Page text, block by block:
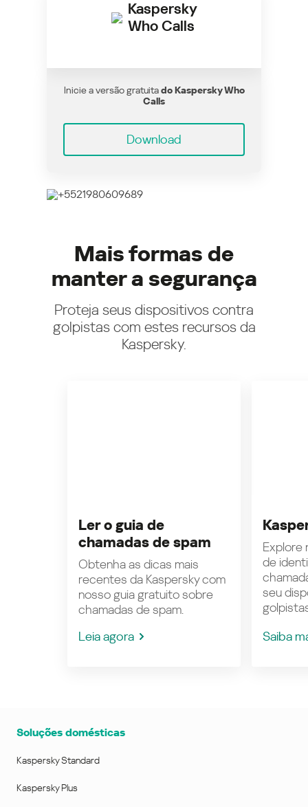
Kaspersky
Who Calls
Inicie a versão gratuitado Kaspersky Who
Calls
Download
Mais formas de
manter a segurança
Proteja seus dispositivos contra
golpistas com estes recursos da
Kaspersky.
Ler o guia de
chamadas de spam
Obtenha as dicas mais
recentes da Kaspersky com
nosso guia gratuito sobre
chamadas de spam.
Leia agora
Explore
de
seu
Saiba
Soluções domésticas
Kaspersky Standard
Kaspersky Plus